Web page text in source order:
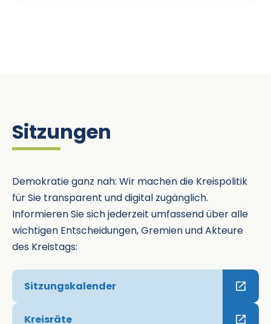
Sitzungen
Demokratie ganz nah: Wir machen die Kreispolitik
für Sie transparent und digital zugänglich.
Informieren Sie sich jederzeit umfassend über alle
wichtigen Entscheidungen, Gremien und Akteure
des Kreistags:
Sitzungskalender
Kreisräte